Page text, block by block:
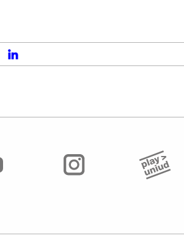
linkedin